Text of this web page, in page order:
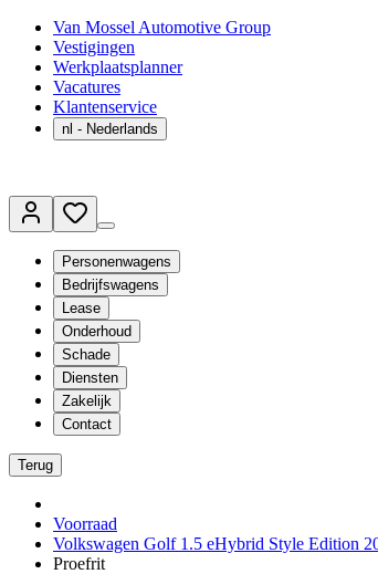
Van Mossel Automotive Group
Vestigingen
Werkplaatsplanner
Vacatures
Klantenservice
nl - Nederlands
Personenwagens
Bedrijfswagens
Lease
Onderhoud
Schade
Diensten
Zakelijk
Contact
Terug
Voorraad
Volkswagen Golf 1.5 eHybrid Style Edition
Proefrit